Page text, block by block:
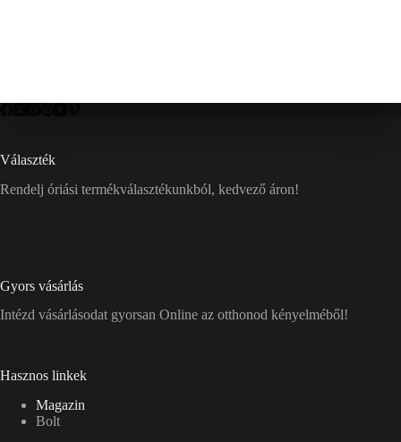
Választék
Rendelj óriási termékválasztékunkból, kedvező áron!
Gyors vásárlás
Intézd vásárlásodat gyorsan Online az otthonod kényelméből!
Hasznos linkek
Magazin
Bolt